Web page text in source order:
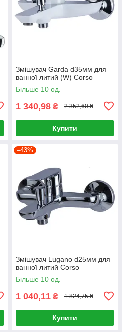
Змішувач Garda d35мм для
ванної литий (W) Corso
Більше 10 од.
1 340,98 ₴ 2 352,60 ₴
Купити
–43%
Змішувач Lugano d25мм для
ванної литий Corso
Більше 10 од.
1 040,11 ₴ 1 824,75 ₴
Купити